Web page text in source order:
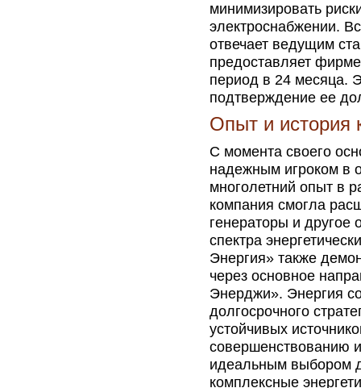
минимизировать
электроснабжении.
отвечает ведущим
предоставляет
период в 24 месяца.
подтверждение ее
Опыт и история
С момента своего
надежным игроком в
многолетний опыт в
компания смогла
генераторы и другое
спектра
Энергия» также
через основное
Энерджи». Энергия
долгосрочного
устойчивых
совершенствованию
идеальным выбором
комплексные